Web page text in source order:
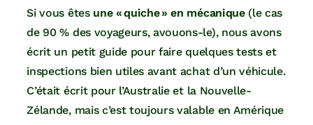
Si vous êtes une « quiche » en mécanique(le cas
de 90 % des voyageurs, avouons-le), nous avons
écrit un petit guide pour faire quelques tests et
inspections bien utiles avant achat d’un véhicule.
C’était écrit pour l’Australie et la Nouvelle-
Zélande, mais c’est toujours valable en Amérique